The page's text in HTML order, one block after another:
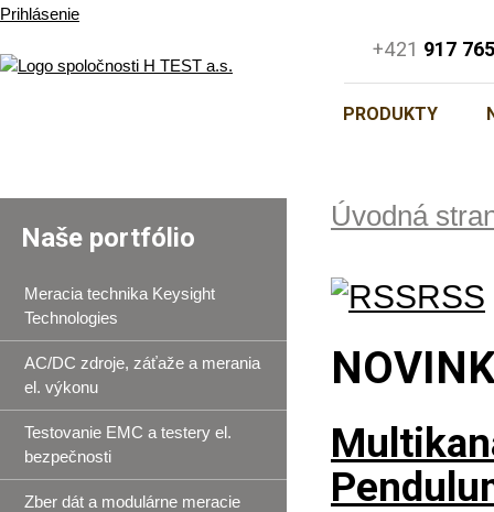
+421 917
PRODUKTY
Prihlásenie
Úvodná
RSS
Naše portfólio
Meracia technika Keysight
Technologies
AC/DC zdroje, záťaže a merania
el. výkonu
Testovanie EMC a testery el.
bezpečnosti
Zber dát a modulárne meracie